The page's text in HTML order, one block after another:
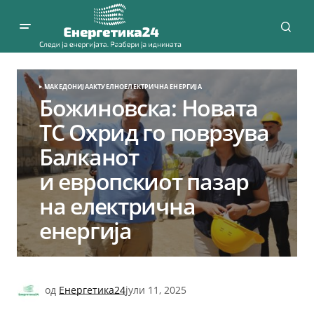
МАКЕДОНИЈААКТУЕЛНОЕЛЕКТРИЧНА ЕНЕРГИЈА
Божиновска: Новата
ТС Охрид го поврзува
Балканот
и европскиот пазар
на електрична
енергија
од Енергетика24јули 11, 2025